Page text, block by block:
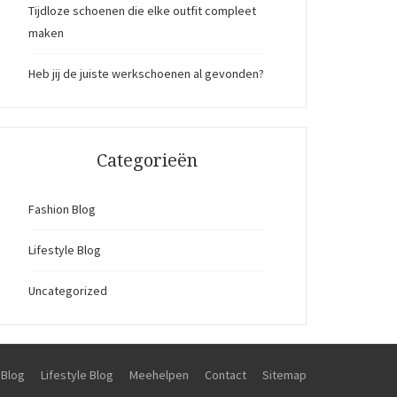
Tijdloze schoenen die elke outfit compleet
maken
Heb jij de juiste werkschoenen al gevonden?
Categorieën
Fashion Blog
Lifestyle Blog
Uncategorized
Lifestyle Blog Meehelpen Contact Sitemap